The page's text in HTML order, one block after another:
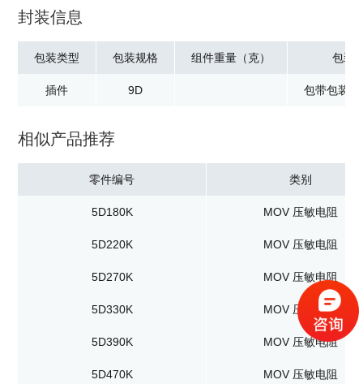
封装信息
包装类型
插件
包装规格
9D
组件重量（克） 包装
包带包装
相似产品推荐
零件编号 类别
5D180K MOV 压敏电阻
5D220K MOV 压敏电阻
5D270K MOV 压敏电阻
5D330K MOV 压敏电阻
5D390K MOV 压敏电阻
5D470K MOV 压敏电阻